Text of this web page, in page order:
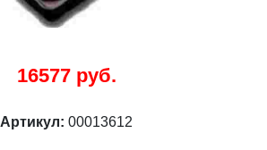
16577 руб.
Артикул: 00013612